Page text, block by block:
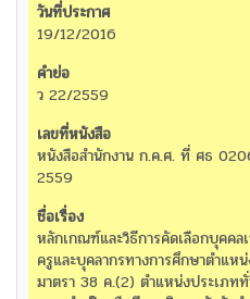
19/12/2016
ว 22/2559
หนังสือสำนักงาน ก.ค.ศ. ที่ ศธ
2559
หลักเกณฑ์และวิธีการคัดเลือกบุคคล
ครูและบุคลากรทางการศึกษาตำแห
มาตรา 38 ค.(2) ตำแหน่งประเภ